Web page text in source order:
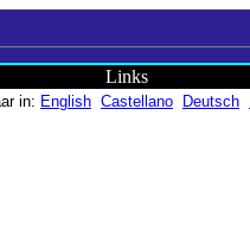
Links
in: English Castellano Deutsch